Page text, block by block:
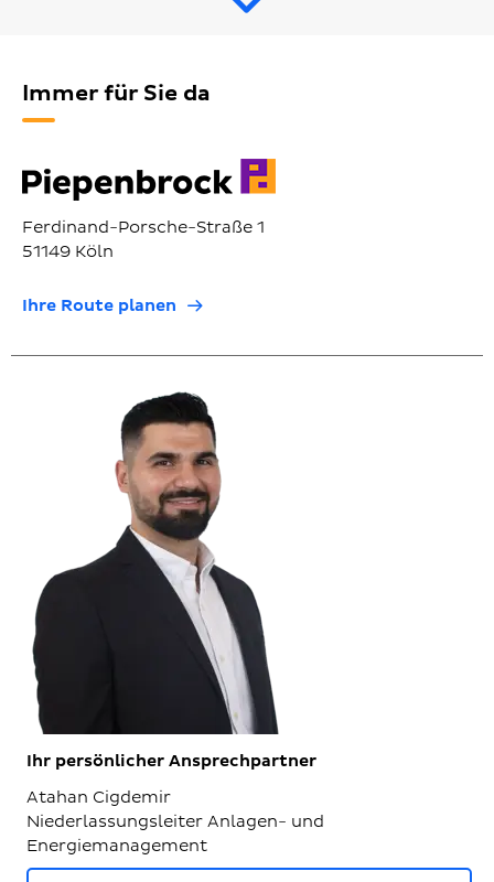
Immer für Sie da
Ferdinand-Porsche-Straße 1
51149 Köln
Ihre Route planen
Ihr persönlicher Ansprechpartner
Atahan Cigdemir
Niederlassungsleiter Anlagen- und
Energiemanagement